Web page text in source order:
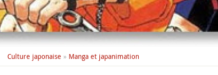
Culture japonaise » Manga et japanimation